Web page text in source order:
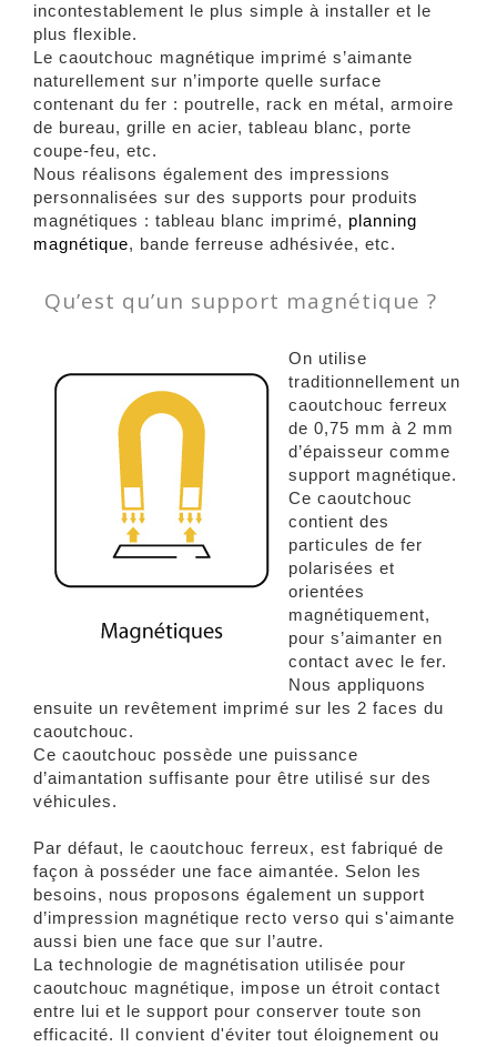
incontestablement le plus simple à installer et le
plus flexible.
Le caoutchouc magnétique imprimé s’aimante
naturellement sur n’importe quelle surface
contenant du fer : poutrelle, rack en métal, armoire
de bureau, grille en acier, tableau blanc, porte
coupe-feu, etc.
Nous réalisons également des impressions
personnalisées sur des supports pour produits
magnétiques : tableau blanc imprimé, planning
magnétique, bande ferreuse adhésivée, etc.
Qu’est qu’un support magnétique ?
On utilise
traditionnellement un
caoutchouc ferreux
de 0,75 mm à 2 mm
d’épaisseur comme
support magnétique.
Ce caoutchouc
contient des
particules de fer
polarisées et
orientées
magnétiquement,
pour s’aimanter en
contact avec le fer.
Nous appliquons
ensuite un revêtement imprimé sur les 2 faces du
caoutchouc.
Ce caoutchouc possède une puissance
d’aimantation suffisante pour être utilisé sur des
véhicules.
Par défaut, le caoutchouc ferreux, est fabriqué de
façon à posséder une face aimantée. Selon les
besoins, nous proposons également un support
d’impression magnétique recto verso qui s'aimante
aussi bien une face que sur l’autre.
La technologie de magnétisation utilisée pour
caoutchouc magnétique, impose un étroit contact
entre lui et le support pour conserver toute son
efficacité. Il convient d'éviter tout éloignement ou